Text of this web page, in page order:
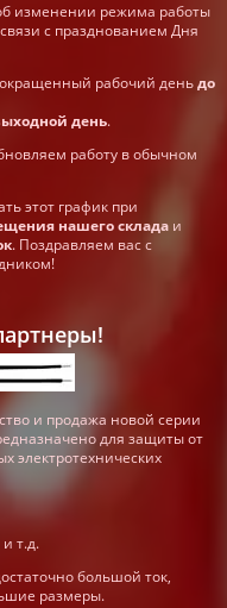
изменении режима работы
с празднованием Дня
рабочий деньдо
день.
работу в обычном
этот график при
нашего склада и
. Поздравляем вас с
и продажа новой серии
для защиты от
электротехнических
т.д.
большой ток,
размеры.